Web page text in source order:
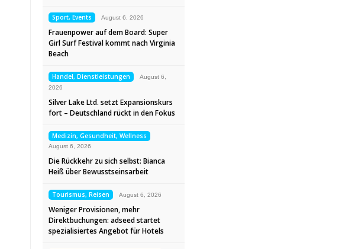
Sport, Events August 6, 2026
Frauenpower auf dem Board: Super
Girl Surf Festival kommt nach Virginia
Beach
Handel, Dienstleistungen
August 6,
2026
Silver Lake Ltd. setzt Expansionskurs
fort – Deutschland rückt in den Fokus
Medizin, Gesundheit, Wellness
August 6, 2026
Die Rückkehr zu sich selbst: Bianca
Heiß über Bewusstseinsarbeit
Tourismus, Reisen August 6, 2026
Weniger Provisionen, mehr
Direktbuchungen: adseed startet
spezialisiertes Angebot für Hotels